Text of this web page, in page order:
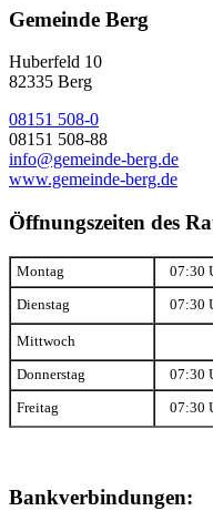
Gemeinde Berg
Huberfeld 10
82335 Berg
08151 508-0
08151 508-88
info@gemeinde-berg.de
www.gemeinde-berg.de
Öffnungszeiten des
Montag 07:30
Dienstag 07:30
Mittwoch
Donnerstag 07:30
Freitag 07:30
Bankverbindungen: